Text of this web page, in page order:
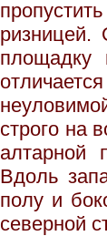
ризницей.
площадку
строго на
алтарной
Вдоль
полу и
северной